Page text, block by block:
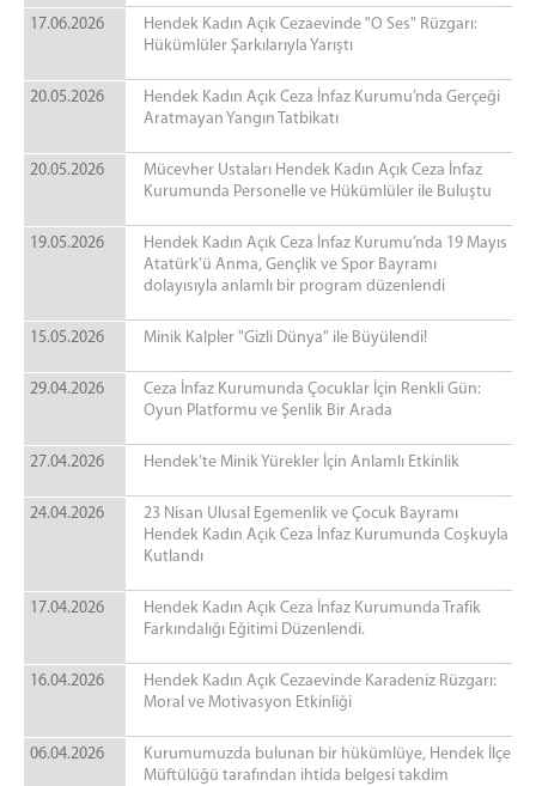
17.06.2026
Hendek Kadın Açık Cezaevinde "O Ses" Rüzgarı:
Hükümlüler Şarkılarıyla Yarıştı
20.05.2026
Hendek Kadın Açık Ceza İnfaz Kurumu’nda Gerçeği
Aratmayan Yangın Tatbikatı
20.05.2026
Mücevher Ustaları Hendek Kadın Açık Ceza İnfaz
Kurumunda Personelle ve Hükümlüler ile Buluştu
19.05.2026
Hendek Kadın Açık Ceza İnfaz Kurumu’nda 19 Mayıs
Atatürk’ü Anma, Gençlik ve Spor Bayramı
dolayısıyla anlamlı bir program düzenlendi
15.05.2026 Minik Kalpler "Gizli Dünya" ile Büyülendi!
29.04.2026
Ceza İnfaz Kurumunda Çocuklar İçin Renkli Gün:
Oyun Platformu ve Şenlik Bir Arada
27.04.2026 Hendek’te Minik Yürekler İçin Anlamlı Etkinlik
24.04.2026
23 Nisan Ulusal Egemenlik ve Çocuk Bayramı
Hendek Kadın Açık Ceza İnfaz Kurumunda Coşkuyla
Kutlandı
17.04.2026
Hendek Kadın Açık Ceza İnfaz Kurumunda Trafik
Farkındalığı Eğitimi Düzenlendi.
16.04.2026
Hendek Kadın Açık Cezaevinde Karadeniz Rüzgarı:
Moral ve Motivasyon Etkinliği
06.04.2026
Kurumumuzda bulunan bir hükümlüye, Hendek İlçe
Müftülüğü tarafından ihtida belgesi takdim